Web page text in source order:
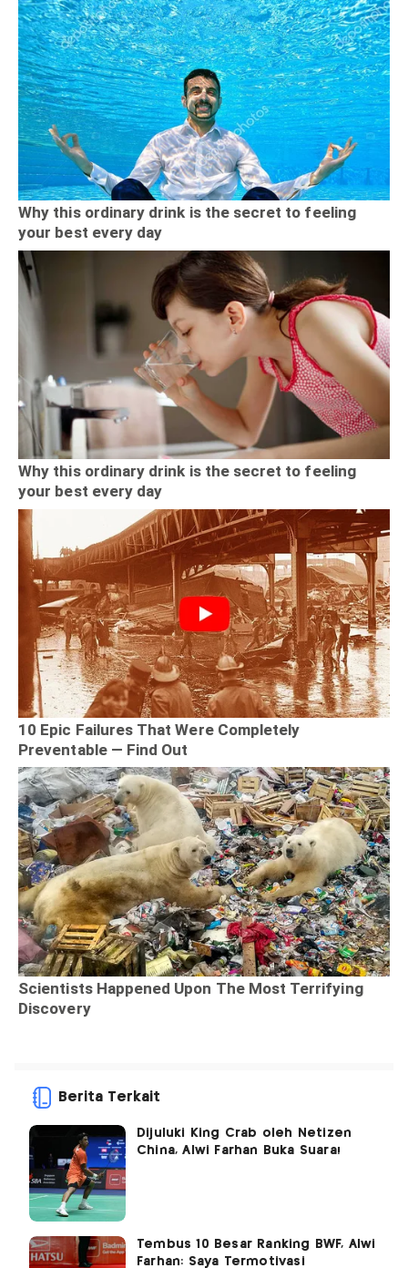
Berita Terkait
Dijuluki King Crab oleh Netizen
China, Alwi Farhan Buka Suara!
Tembus 10 Besar Ranking BWF, Alwi
Farhan: Saya Termotivasi